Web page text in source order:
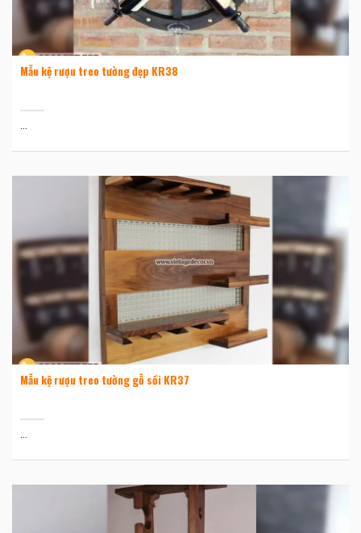
Mẫu kệ rượu treo tường đẹp KR38
...
Mẫu kệ rượu treo tường gỗ sồi KR37